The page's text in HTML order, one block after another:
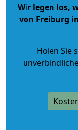
Wir legen los,
von Freiburg
Holen Sie